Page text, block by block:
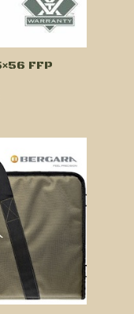
FFP
es:
969,00€.